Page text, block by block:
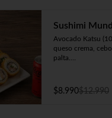
Sushimi
Avocado Katsu
queso crema,
palta.
+ Bebida 220cc
$8.990$12.990